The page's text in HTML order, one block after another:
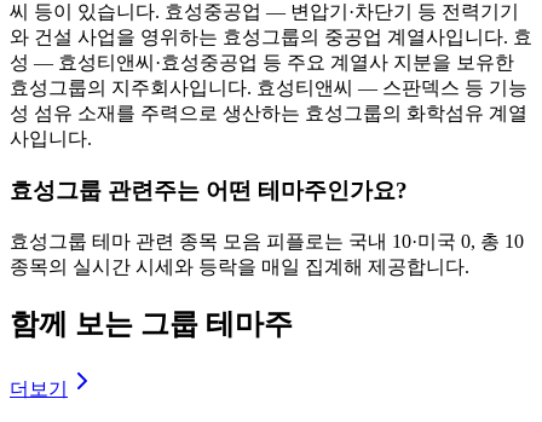
씨 등이 있습니다. 효성중공업 — 변압기·차단기 등 전력기기
와 건설 사업을 영위하는 효성그룹의 중공업 계열사입니다. 효
성 — 효성티앤씨·효성중공업 등 주요 계열사 지분을 보유한
효성그룹의 지주회사입니다. 효성티앤씨 — 스판덱스 등 기능
성 섬유 소재를 주력으로 생산하는 효성그룹의 화학섬유 계열
사입니다.
효성그룹 관련주는 어떤 테마주인가요?
효성그룹 테마 관련 종목 모음 피플로는 국내 10·미국 0, 총 10
종목의 실시간 시세와 등락을 매일 집계해 제공합니다.
함께 보는 그룹 테마주
더보기